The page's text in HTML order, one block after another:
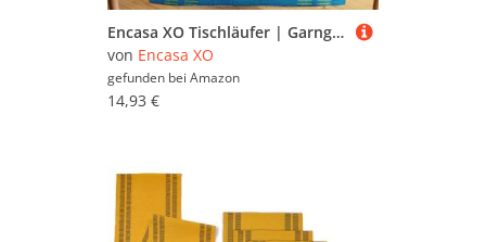
Encasa XO Tischläufer | Garngefärbte Feinripp-Baumwolle | Größe 32x183 cm | Leiter Türkisblau | Maschinenwaschbar
von Encasa XO
gefunden bei Amazon
14,93 €